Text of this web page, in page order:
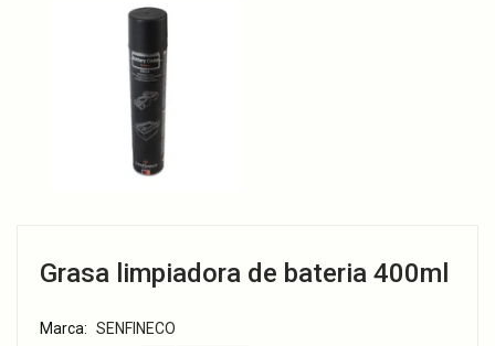
Grasa limpiadora de bateria 400ml
Marca: SENFINECO